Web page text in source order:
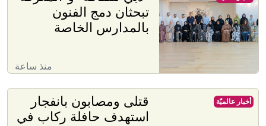
تبحثان دمج الفنون
بالمدارس الخاصة
منذ ساعة
قتلى ومصابون بانفجار
استهدف حافلة ركاب في
أخبار عالميّة